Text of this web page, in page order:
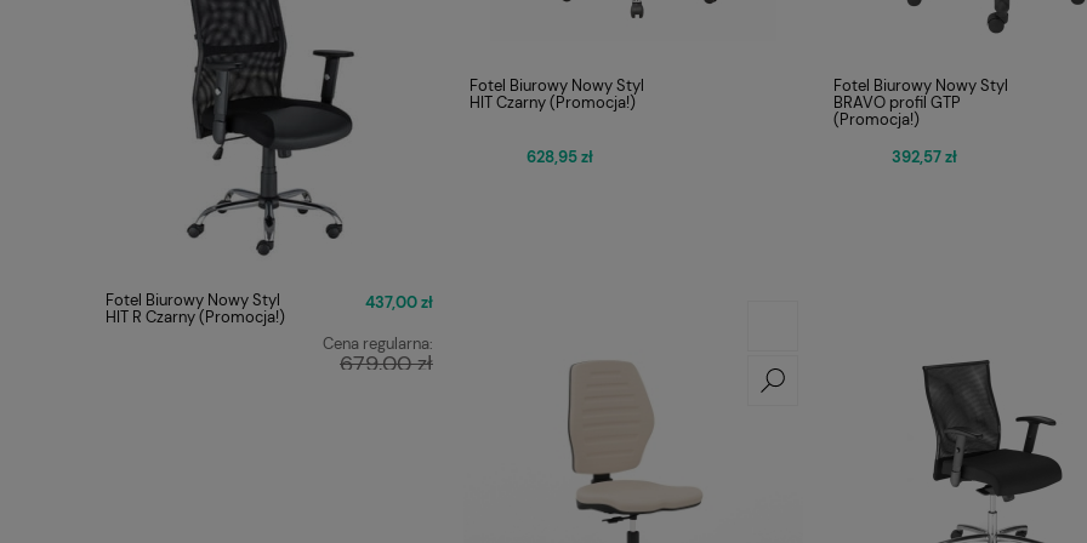
Fotel Biurowy Nowy Styl
HIT R Czarny (Promocja!)
437,00 zł
Cena regularna:
679,00 zł 1 250,00 zł
Najniższa cena:
Fotel Biurowy Nowy Styl
HIT Czarny (Promocja!)
628,95 zł
Fotel Biurowy Nowy Styl
BRAVO profil GTP
(Promocja!)
392,57 zł